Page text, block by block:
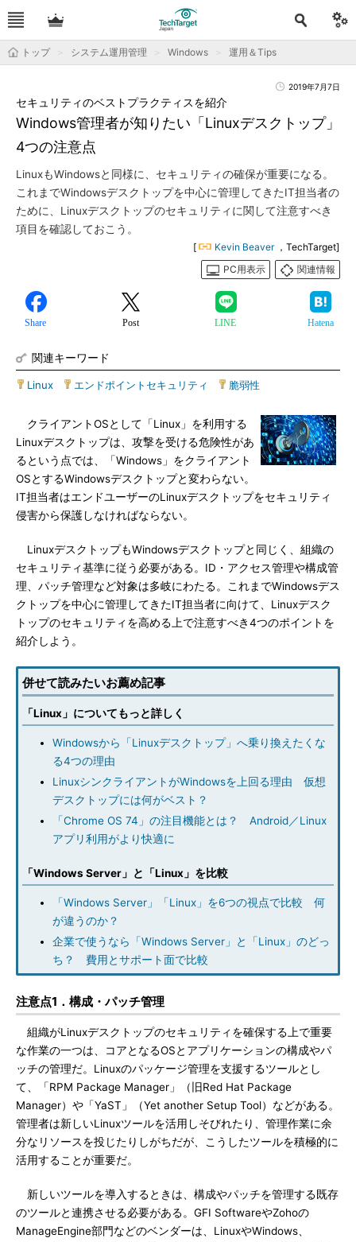
トップ システム運用管理 Windows 運用＆Tips
2019年7月7日
Windows管理者が知りたい「Linuxデスクトップ」
4つの注意点
セキュリティのベストプラクティスを紹介
LinuxもWindowsと同様に、セキュリティの確保が重要になる。
これまでWindowsデスクトップを中心に管理してきたIT担当者の
ために、Linuxデスクトップのセキュリティに関して注意すべき
項目を確認しておこう。
[ Kevin Beaver ，TechTarget]
PC用表示
関連情報
Share Post LINE Hatena
関連キーワード
Linux エンドポイントセキュリティ 脆弱性
クライアントOSとして「Linux」を利用する
Linuxデスクトップは、攻撃を受ける危険性があ
るという点では、「Windows」をクライアント
OSとするWindowsデスクトップと変わらない。
IT担当者はエンドユーザーのLinuxデスクトップをセキュリティ
侵害から保護しなければならない。
LinuxデスクトップもWindowsデスクトップと同じく、組織の
セキュリティ基準に従う必要がある。ID・アクセス管理や構成管
理、パッチ管理など対象は多岐にわたる。これまでWindowsデス
クトップを中心に管理してきたIT担当者に向けて、Linuxデスク
トップのセキュリティを高める上で注意すべき4つのポイントを
紹介しよう。
併せて読みたいお薦め記事
「Linux」についてもっと詳しく
Windowsから「Linuxデスクトップ」へ乗り換えたくな
る4つの理由
LinuxシンクライアントがWindowsを上回る理由 仮想
デスクトップには何がベスト？
「Chrome OS 74」の注目機能とは？ Android／Linux
アプリ利用がより快適に
「Windows Server」と「Linux」を比較
「Windows Server」「Linux」を6つの視点で比較 何
が違うのか？
企業で使うなら「Windows Server」と「Linux」のどっ
ち？ 費用とサポート面で比較
注意点1．構成・パッチ管理
組織がLinuxデスクトップのセキュリティを確保する上で重要
な作業の一つは、コアとなるOSとアプリケーションの構成やパ
ッチの管理だ。Linuxのパッケージ管理を支援するツールとし
て、「RPM Package Manager」（旧Red Hat Package
Manager）や「YaST」（Yet another Setup Tool）などがある。
管理者は新しいLinuxツールを活用しそびれたり、管理作業に余
分なリソースを投じたりしがちだが、こうしたツールを積極的に
活用することが重要だ。
新しいツールを導入するときは、構成やパッチを管理する既存
のツールと連携させる必要がある。GFI SoftwareやZohoの
ManageEngine部門などのベンダーは、LinuxやWindows、